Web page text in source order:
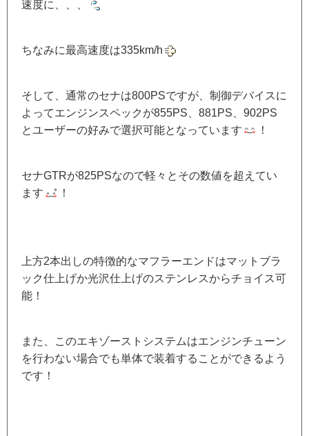
速度に、、、
ちなみに最高速度は335km/h
そして、通常のセナは800PSですが、制御デバイスに
よってエンジンスペックが855PS、881PS、902PS
とユーザーの好みで選択可能となっています
！
セナGTRが825PSなので軽々とその数値を超えてい
ます
！
上方2本出しの特徴的なマフラーエンドはマットブラ
ック仕上げか光沢仕上げのステンレスからチョイス可
能！
また、このエキゾーストシステムはエンジンチューン
を行わない場合でも単体で装着することができるよう
です！